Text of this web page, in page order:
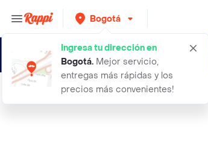
Bogotá
Ingresa tu dirección en
Bogotá. Mejor servicio,
entregas más rápidas y los
precios más convenientes!
365 actividades con dinosaurios